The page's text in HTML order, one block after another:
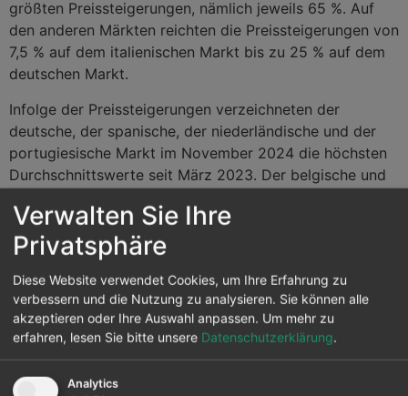
größten Preissteigerungen, nämlich jeweils 65 %. Auf
den anderen Märkten reichten die Preissteigerungen von
7,5 % auf dem italienischen Markt bis zu 25 % auf dem
deutschen Markt.
Infolge der Preissteigerungen verzeichneten der
deutsche, der spanische, der niederländische und der
portugiesische Markt im November 2024 die höchsten
Durchschnittswerte seit März 2023. Der belgische und
Durchschnittswerte seit April 2023. Der französische
Markt erreichte den höchsten Durchschnitt seit Mai
2023, während der italienische Markt den höchsten
Durchschnitt seit November 2023 verzeichnete. Der
Durchschnitt des nordischen Marktes war der höchste
seit Mai 2024.
Im November 2024 begünstigten der Anstieg der Preise
für Gas und CO2
Verwalten Sie Ihre
Privatsphäre
Diese Website verwendet Cookies, um Ihre Erfahrung zu
verbessern und die Nutzung zu analysieren. Sie können alle
akzeptieren oder Ihre Auswahl anpassen. Um mehr zu
erfahren, lesen Sie bitte unsere Datenschutzerklärung.
Analytics